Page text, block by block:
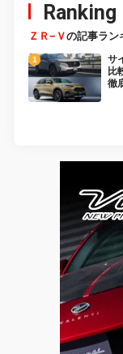
Ranking
ＺＲ−Ｖの記事ラン
サ
比
徹